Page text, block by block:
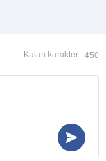
Kalan karakter : 450